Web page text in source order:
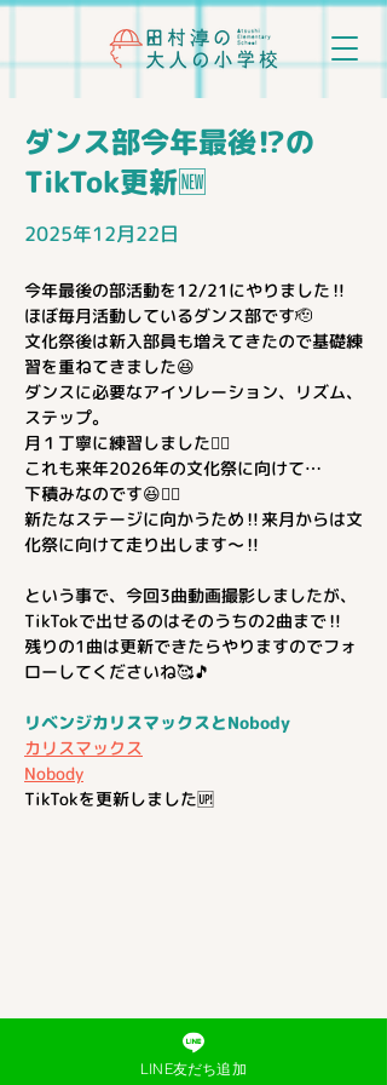
ダンス部今年最後⁉️の
TikTok更新🆕
2025年12月22日
今年最後の部活動を12/21にやりました‼️
ほぼ毎月活動しているダンス部です🫡
文化祭後は新入部員も増えてきたので基礎練
習を重ねてきました😆
ダンスに必要なアイソレーション、リズム、
ステップ。
月１丁寧に練習しました👍🏻
これも来年2026年の文化祭に向けて…
下積みなのです😆👍🏻
新たなステージに向かうため‼️来月からは文
化祭に向けて走り出します〜‼️
という事で、今回3曲動画撮影しましたが、
TikTokで出せるのはそのうちの2曲まで‼️
残りの1曲は更新できたらやりますのでフォ
ローしてくださいね🥰🎵
リベンジカリスマックスとNobody
カリスマックス
Nobody
TikTokを更新しました🆙
LINE友だち追加